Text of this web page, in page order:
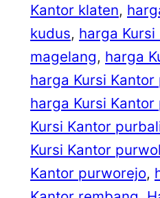
Kantor klaten,
kudus, harga Kursi
magelang, harga
harga Kursi Kantor
harga Kursi Kantor
Kursi Kantor
Kursi Kantor
Kantor purworejo,